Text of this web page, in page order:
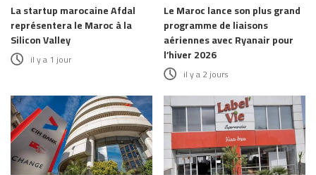
La startup marocaine Afdal
représentera le Maroc à la
Silicon Valley
il y a 1 jour
Le Maroc lance son plus grand
programme de liaisons
aériennes avec Ryanair pour
l’hiver 2026
il y a 2 jours